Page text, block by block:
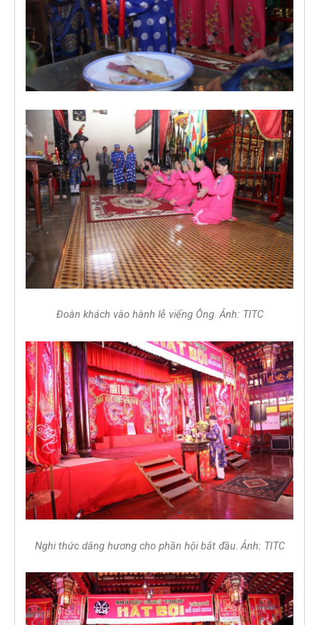
Đoàn khách vào hành lễ viếng Ông.Ảnh: TITC
Nghi thức dâng hương cho phần hội bắt đầu.Ảnh: TITC